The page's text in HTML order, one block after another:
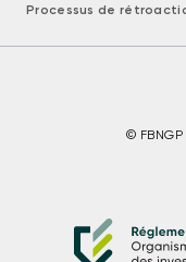
Processus de
©